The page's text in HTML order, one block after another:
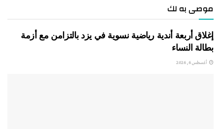
موصى به لك
إغلاق أربعة أندية رياضية نسوية في يزد بالتزامن مع أزمة
بطالة النساء
أغسطس 6, 2026